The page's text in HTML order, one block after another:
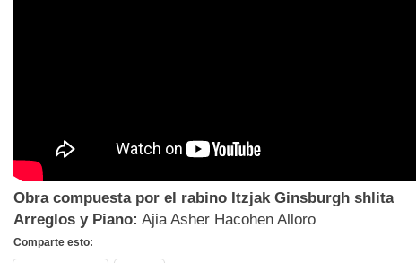
Obra compuesta por el rabino Itzjak Ginsburgh shlita
Arreglos y Piano: Ajia Asher Hacohen Alloro
Comparte esto: